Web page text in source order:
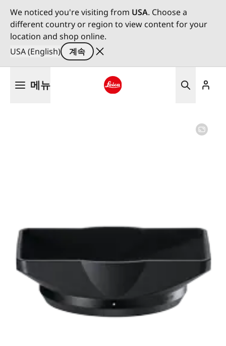
We noticed you're visiting from USA. Choose a
different country or region to view content for your
location and shop online.
USA (English)
계속
메뉴